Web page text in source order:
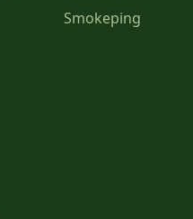
Smokeping